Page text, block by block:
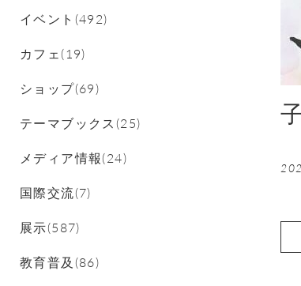
イベント(492)
カフェ(19)
ショップ(69)
テーマブックス(25)
メディア情報(24)
国際交流(7)
展示(587)
教育普及(86)